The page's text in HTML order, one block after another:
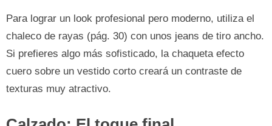
Para lograr un look profesional pero moderno, utiliza el
chaleco de rayas (pág. 30) con unos jeans de tiro ancho.
Si prefieres algo más sofisticado, la chaqueta efecto
cuero sobre un vestido corto creará un contraste de
texturas muy atractivo.